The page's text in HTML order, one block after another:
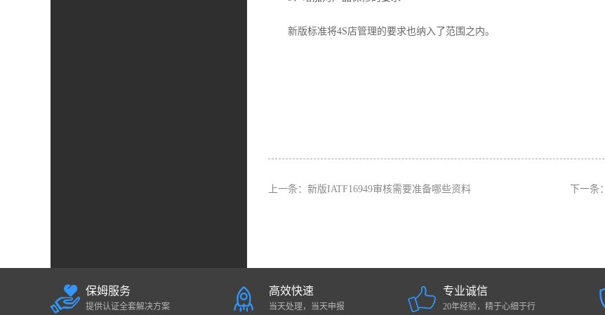
新版标准将4S店管理的要求也纳入了范围之内。
上一条： 新版IATF16949审核需要准备哪些资料 下一条：
保姆服务
提供认证全套解决方案
高效快速
当天处理，当天申报
专业诚信
20年经验，精于心细于行